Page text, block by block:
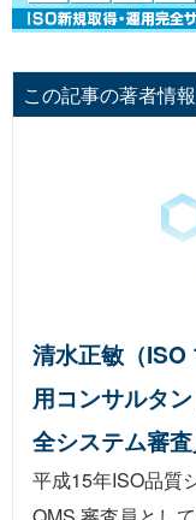
この記事の著者情報
清水正敏（ISO
用コンサルタ
全システム審査
平成15年ISO品質